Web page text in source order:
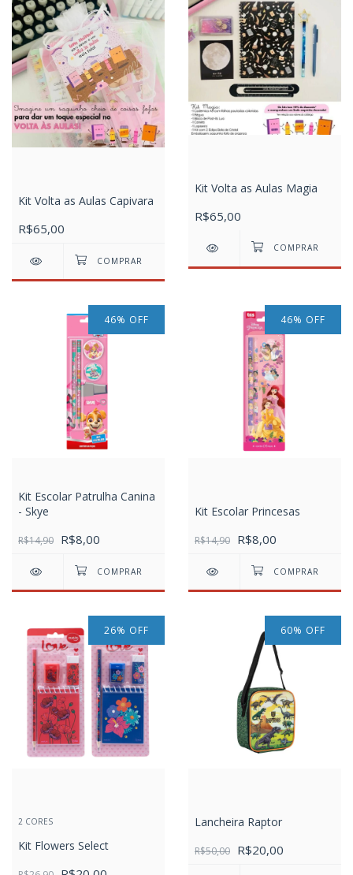
Kit Volta as Aulas Capivara
R$65,00
Kit Volta as Aulas Magia
R$65,00
46% OFF
Kit Escolar Patrulha Canina
- Skye
R$14,90 R$8,00
46% OFF
Kit Escolar Princesas
R$14,90 R$8,00
26% OFF
2 CORES
Kit Flowers Select
60% OFF
Lancheira Raptor
R$50,00 R$20,00